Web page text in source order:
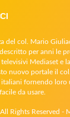
del col. Mario
per anni le
Mediaset e
nuovo portale il
fornendo loro
da usare.
Rights Reserved -